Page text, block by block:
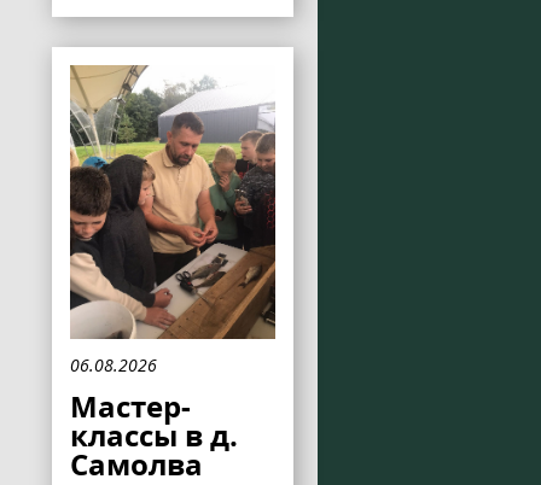
06.08.2026
Мастер-
классы в д.
Самолва